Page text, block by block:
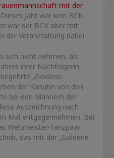
mit der
Jahr war kein BCK-
war der BCK aber mit
der Veranstaltung dabei.
sich nicht nehmen, als
ihrer Nachfolgerin
„Goldene
der Kanutin von den
bei den Männern der
Auszeichnung nach
Mal entgegennehmen. Bei
Weltmeister-Tanzpaar
das mit der „Goldene